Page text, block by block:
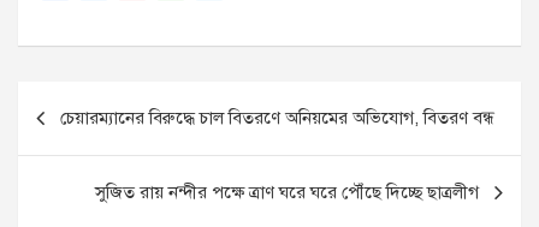
c
o
o
s
n
g
e
a
a
A
p
p
i
e
r
navigation
চেয়ারম্যানের বিরুদ্ধে চাল বিতরণে অনিয়মের অভিযোগ, বিতরণ বন্ধ
সুজিত রায় নন্দীর পক্ষে ত্রাণ ঘরে ঘরে পৌঁছে দিচ্ছে ছাত্রলীগ